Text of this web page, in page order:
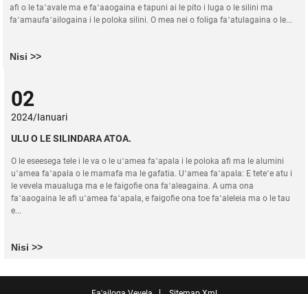
afi o le taʻavale ma e faʻaaogaina e tapuni ai le pito i luga o le silini ma
faʻamaufaʻailogaina i le poloka silini. O mea nei o foliga faʻatulagaina o le...
Nisi >>
02
2024/Ianuari
ULU O LE SILINDARA ATOA.
O le eseesega tele i le va o le uʻamea faʻapala i le poloka afi ma le alumini
uʻamea faʻapala o le mamafa ma le gafatia. Uʻamea faʻapala: E teteʻe atu i
le vevela maualuga ma e le faigofie ona faʻaleagaina. A uma ona
faʻaaogaina le afi uʻamea faʻapala, e faigofie ona toe faʻaleleia ma o le tau
e...
Nisi >>